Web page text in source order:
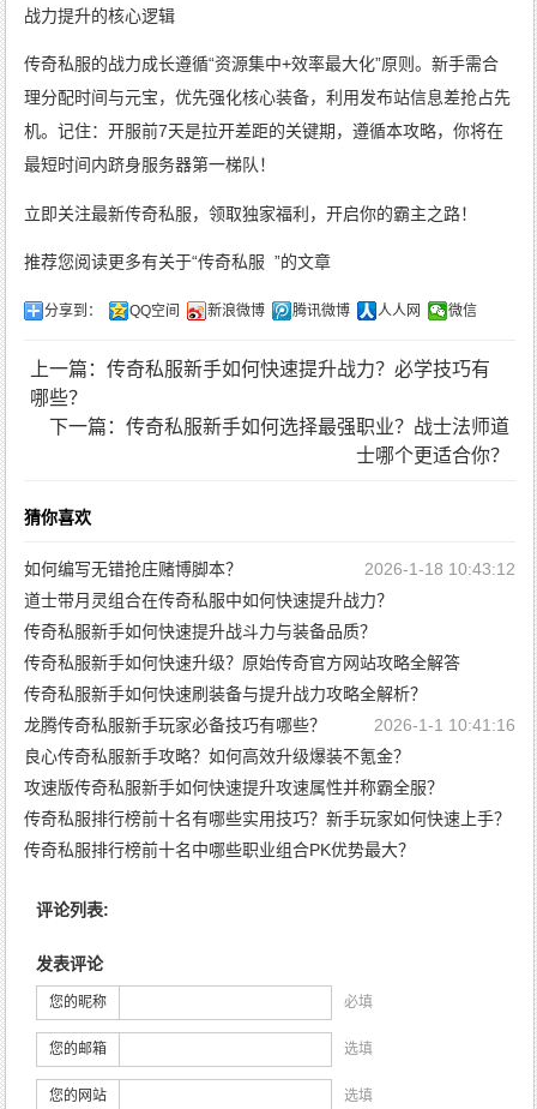
战力提升的核心逻辑
传奇私服的战力成长遵循“资源集中+效率最大化”原则。新手需合
理分配时间与元宝，优先强化核心装备，利用发布站信息差抢占先
机。记住：开服前7天是拉开差距的关键期，遵循本攻略，你将在
最短时间内跻身服务器第一梯队！
立即关注最新传奇私服，领取独家福利，开启你的霸主之路！
推荐您阅读更多有关于“传奇私服 ”的文章
分享到： QQ空间 新浪微博 腾讯微博 人人网 微信
上一篇：传奇私服新手如何快速提升战力？必学技巧有
哪些？
下一篇：传奇私服新手如何选择最强职业？战士法师道
士哪个更适合你？
猜你喜欢
如何编写无错抢庄赌博脚本？
2026-1-18 10:43:12
道士带月灵组合在传奇私服中如何快速提升战力？
2026-1-13 10:43:28
传奇私服新手如何快速提升战斗力与装备品质？
2026-1-5 19:56:55
传奇私服新手如何快速升级？原始传奇官方网站攻略全解答
2026-1-5 19:54:43
传奇私服新手如何快速刷装备与提升战力攻略全解析？
2026-1-5 19:52:31
龙腾传奇私服新手玩家必备技巧有哪些？
2026-1-1 10:41:16
良心传奇私服新手攻略？如何高效升级爆装不氪金？
2025-12-31 10:45:34
攻速版传奇私服新手如何快速提升攻速属性并称霸全服？
2025-12-29 10:43:33
传奇私服排行榜前十名有哪些实用技巧？新手玩家如何快速上手？
2025-12-24 10:45:44
传奇私服排行榜前十名中哪些职业组合PK优势最大？
评论列表:
发表评论
您的昵称 必填
您的邮箱 选填
您的网站 选填